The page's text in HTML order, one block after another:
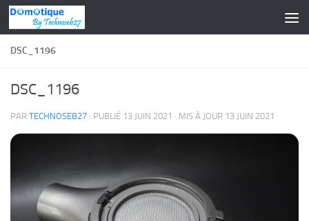
Skip to content
DSC_1196
DSC_1196
PAR TECHNOSEB27 · PUBLIÉ 13 JUIN 2021 · MIS À JOUR 13 JUIN 2021